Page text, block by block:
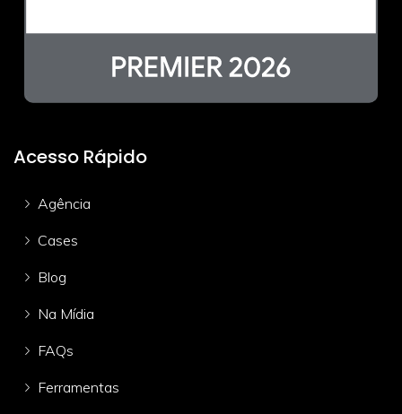
Acesso Rápido
Agência
Cases
Blog
Na Mídia
FAQs
Ferramentas